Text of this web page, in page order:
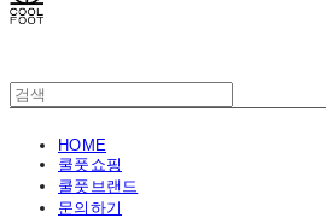
HOME
쿨풋쇼핑
쿨풋브랜드
문의하기